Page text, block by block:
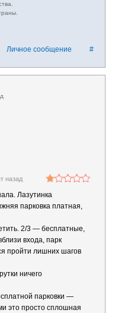
#
Личное сообщение
назад
Лазутинка
парковка платная,
2/3 — бесплатные,
входа, парк
пройти лишних шагов
ничего
парковки —
это просто сплошная